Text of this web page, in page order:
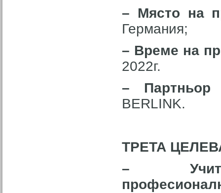
– Място на
Германия;
– Време на
2022г.
– Партньор
BERLINK.
ТРЕТА
–